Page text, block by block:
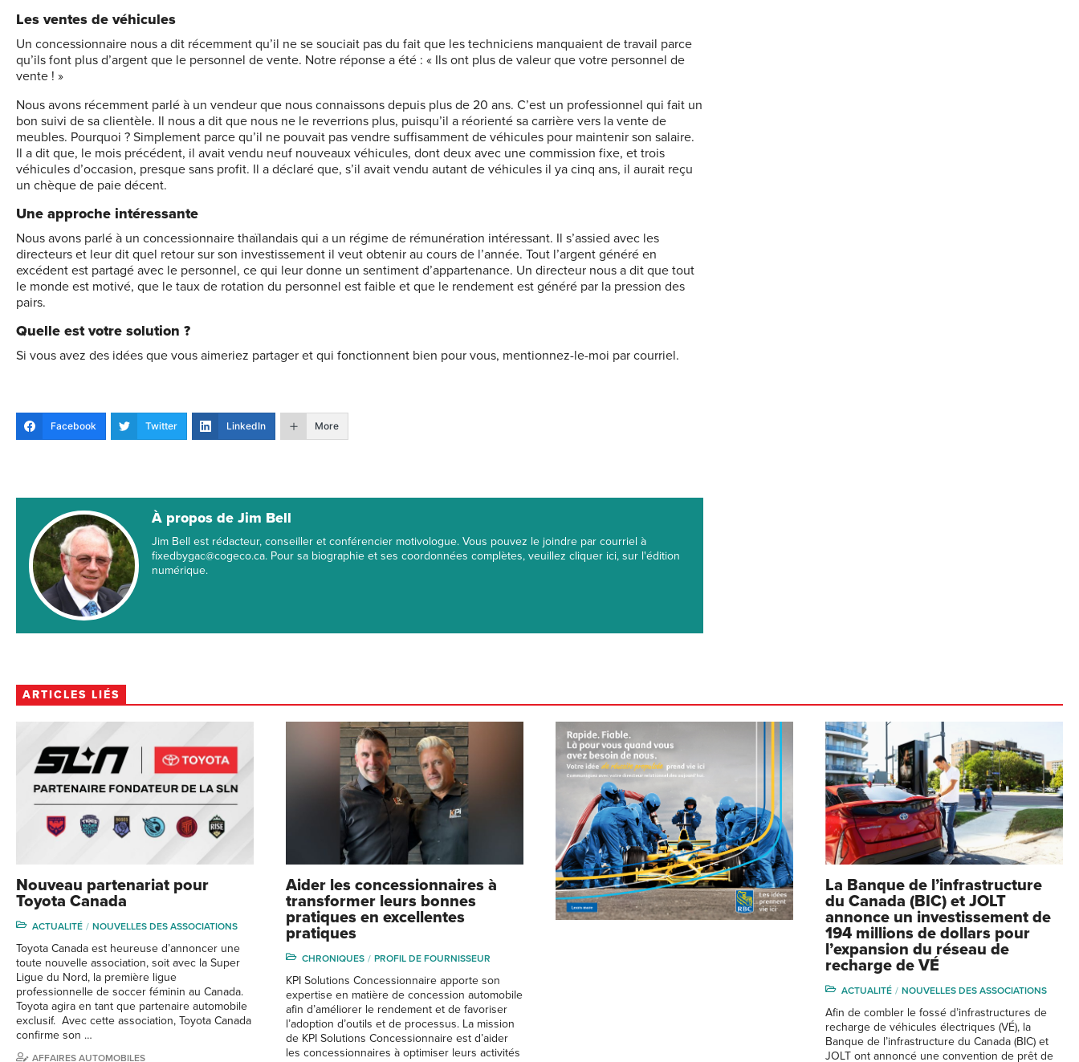
Les ventes de véhicules
Un concessionnaire nous a dit récemment qu’il ne se souciait pas du fait que les techniciens manquaient de travail parce
qu’ils font plus d’argent que le personnel de vente. Notre réponse a été : « Ils ont plus de valeur que votre personnel de
vente ! »
Nous avons récemment parlé à un vendeur que nous connaissons depuis plus de 20 ans. C’est un professionnel qui fait un
bon suivi de sa clientèle. Il nous a dit que nous ne le reverrions plus, puisqu’il a réorienté sa carrière vers la vente de
meubles. Pourquoi ? Simplement parce qu’il ne pouvait pas vendre suffisamment de véhicules pour maintenir son salaire.
Il a dit que, le mois précédent, il avait vendu neuf nouveaux véhicules, dont deux avec une commission fixe, et trois
véhicules d’occasion, presque sans profit. Il a déclaré que, s’il avait vendu autant de véhicules il ya cinq ans, il aurait reçu
un chèque de paie décent.
Une approche intéressante
Nous avons parlé à un concessionnaire thaïlandais qui a un régime de rémunération intéressant. Il s’assied avec les
directeurs et leur dit quel retour sur son investissement il veut obtenir au cours de l’année. Tout l’argent généré en
excédent est partagé avec le personnel, ce qui leur donne un sentiment d’appartenance. Un directeur nous a dit que tout
le monde est motivé, que le taux de rotation du personnel est faible et que le rendement est généré par la pression des
pairs.
Quelle est votre solution ?
Si vous avez des idées que vous aimeriez partager et qui fonctionnent bien pour vous, mentionnez-le-moi par courriel.
Facebook Twitter LinkedIn More
À propos de Jim Bell
Jim Bell est rédacteur, conseiller et conférencier motivologue. Vous pouvez le joindre par courriel à
fixedbygac@cogeco.ca. Pour sa biographie et ses coordonnées complètes, veuillez cliquer ici, sur l'édition
numérique.
ARTICLES LIÉS
Nouveau partenariat pour
Toyota Canada
ACTUALITÉ NOUVELLES DES ASSOCIATIONS
Toyota Canada est heureuse d’annoncer une
toute nouvelle association, soit avec la Super
Ligue du Nord, la première ligue
professionnelle de soccer féminin au Canada.
Toyota agira en tant que partenaire automobile
exclusif. Avec cette association, Toyota Canada
confirme son …
AFFAIRES AUTOMOBILES
Aider les concessionnaires à
transformer leurs bonnes
pratiques en excellentes
pratiques
CHRONIQUES PROFIL DE FOURNISSEUR
KPI Solutions Concessionnaire apporte son
expertise en matière de concession automobile
afin d’améliorer le rendement et de favoriser
l’adoption d’outils et de processus. La mission
de KPI Solutions Concessionnaire est d’aider
les concessionnaires à optimiser leurs activités
La Banque de l’infrastructure
du Canada (BIC) et JOLT
annonce un investissement de
194 millions de dollars pour
l’expansion du réseau de
recharge de VÉ
ACTUALITÉ NOUVELLES DES ASSOCIATIONS
Afin de combler le fossé d’infrastructures de
recharge de véhicules électriques (VÉ), la
Banque de l’infrastructure du Canada (BIC) et
JOLT ont annoncé une convention de prêt de